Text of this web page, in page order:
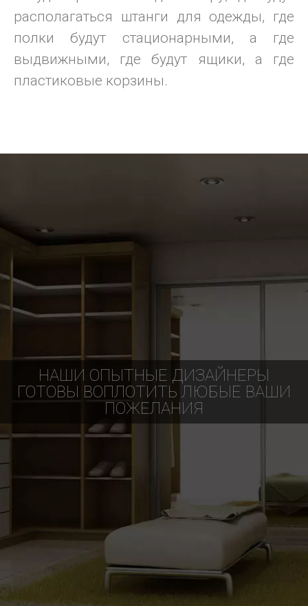
располагаться штанги для одежды, где
полки будут стационарными, а где
выдвижными, где будут ящики, а где
пластиковые корзины.
НАШИ ОПЫТНЫЕ ДИЗАЙНЕРЫ
ГОТОВЫ ВОПЛОТИТЬ ЛЮБЫЕ ВАШИ
ПОЖЕЛАНИЯ